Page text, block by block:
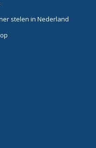
stelen in Nederland